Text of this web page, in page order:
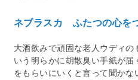
ネブラスカ ふたつの心を
大酒飲みで頑固な老人ウディ
いう明らかに胡散臭い手紙が
をもらいにいくと言って聞かな